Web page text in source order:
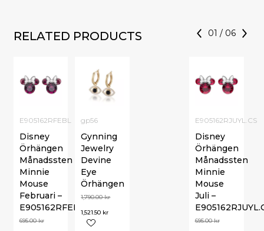
RELATED PRODUCTS 01 / 06
E905162RFEBL
Disney
Örhängen
Månadssten
Minnie
Mouse
Februari –
E905162RFEBL
695.00kr
E905162RJUYL.CS
Disney
Örhängen
Månadssten
Minnie
Mouse
Juli –
695.00kr
gp56
Gynning
Jewelry
Devine
Eye
Örhängen
1,790.00kr
1,521.50 kr